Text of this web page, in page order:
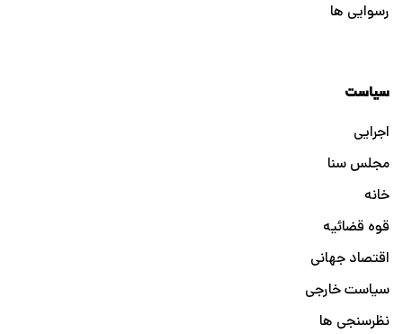
رسوایی ها
سیاست
اجرایی
مجلس سنا
خانه
قوه قضائیه
اقتصاد جهانی
سیاست خارجی
نظرسنجی ها